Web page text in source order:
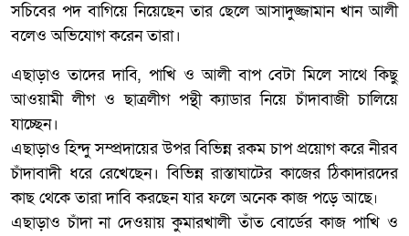
সচিবের পদ বাগিয়ে নিয়েছেন তার ছেলে আসাদুজ্জামান খান আলী
বলেও অভিযোগ করেন তারা।
এছাড়াও তাদের দাবি, পাখি ও আলী বাপ বেটা মিলে সাথে কিছু
আওয়ামী লীগ ও ছাত্রলীগ পন্থী ক্যাডার নিয়ে চাঁদাবাজী চালিয়ে
যাচ্ছেন।
এছাড়াও হিন্দু সম্প্রদায়ের উপর বিভিন্ন রকম চাপ প্রয়োগ করে নীরব
চাঁদাবাদী ধরে রেখেছেন। বিভিন্ন রাস্তাঘাটের কাজের ঠিকাদারদের
কাছ থেকে তারা দাবি করছেন যার ফলে অনেক কাজ পড়ে আছে৷
এছাড়াও চাঁদা না দেওয়ায় কুমারখালী তাঁত বোর্ডের কাজ পাখি ও